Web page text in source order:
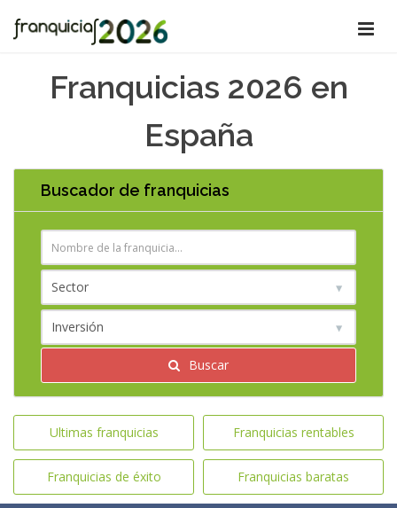
Franquicias 2026 en
España
Buscador de franquicias
Buscar
Ultimas franquicias Franquicias rentables
Franquicias de éxito Franquicias baratas